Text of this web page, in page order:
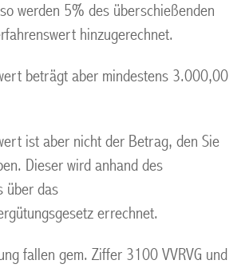
werden 5% des überschießenden
hinzugerechnet.
beträgt aber mindestens 3.000,00
ist aber nicht der Betrag, den Sie
Dieser wird anhand des
über das
errechnet.
fallen gem. Ziffer 3100 VVRVG und